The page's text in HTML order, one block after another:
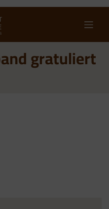
gratuliert